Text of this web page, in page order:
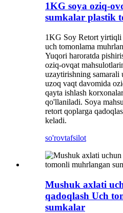
1KG soya oziq-
sumkalar plastik
1KG Soy Retort yirtiqli
uch tomonlama
Yuqori haroratda
oziq-ovqat
uzaytirishning
uzoq vaqt davomida
qayta ishlash
qo'llaniladi. Soya
retort qoplarga
keladi.
so'rovtafsilot
Mushuk axlati
qadoqlash Uch
sumkalar